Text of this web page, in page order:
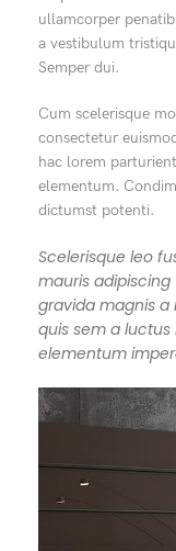
ullamcorper
a vestibulum
Semper dui.
Cum scelerisque
consectetur
hac lorem
elementum.
dictumst potenti.
Scelerisque leo
mauris
gravida magnis
quis sem a
elementum